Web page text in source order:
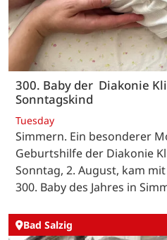
300. Baby der Diakonie
Sonntagskind
Tuesday
Simmern. Ein besonderer
Geburtshilfe der Diakonie
Sonntag, 2. August, kam
300. Baby des Jahres in
Bad Salzig